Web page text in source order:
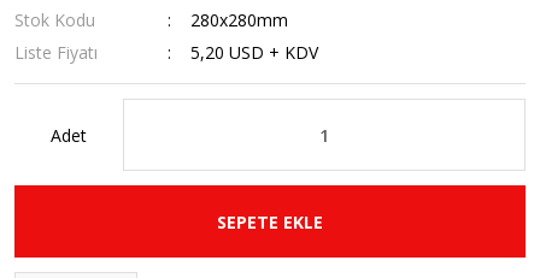
Stok Kodu
280x280mm
Liste Fiyatı
5,20 USD + KDV
Adet
SEPETE EKLE